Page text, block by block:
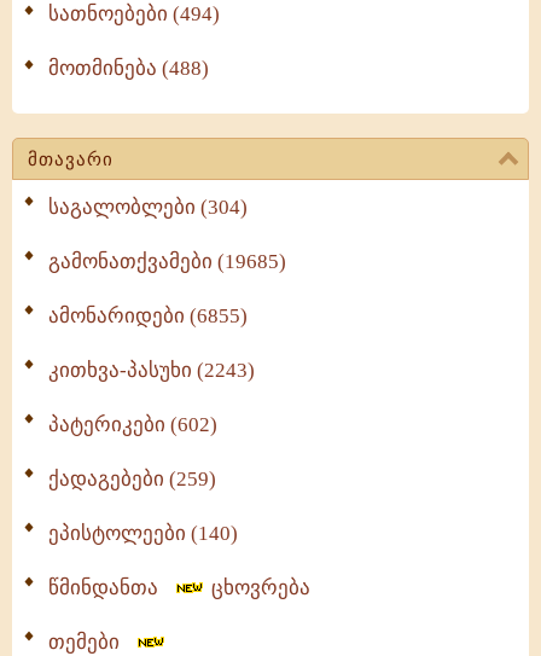
სათნოებები (494)
მოთმინება (488)
მთავარი
საგალობლები (304)
გამონათქვამები (19685)
ამონარიდები (6855)
კითხვა-პასუხი (2243)
პატერიკები (602)
ქადაგებები (259)
ეპისტოლეები (140)
წმინდანთა ცხოვრება
თემები